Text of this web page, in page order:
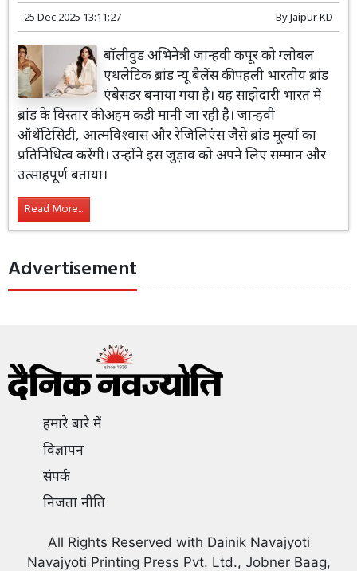
25 Dec 2025 13:11:27 ByJaipur KD
बॉलीवुड अभिनेत्री जान्हवी कपूर को ग्लोबल
एथलेटिक ब्रांड न्यू बैलेंस की पहली भारतीय ब्रांड
एंबेसडर बनाया गया है। यह साझेदारी भारत में
ब्रांड के विस्तार की अहम कड़ी मानी जा रही है। जान्हवी
ऑथेंटिसिटी, आत्मविश्वास और रेजिलिएंस जैसे ब्रांड मूल्यों का
प्रतिनिधित्व करेंगी। उन्होंने इस जुड़ाव को अपने लिए सम्मान और
उत्साहपूर्ण बताया।
Read More...
Advertisement
हमारे बारे में
विज्ञापन
संपर्क
निजता नीति
All Rights Reserved with Dainik Navajyoti
Navajyoti Printing Press Pvt. Ltd., Jobner Baag,